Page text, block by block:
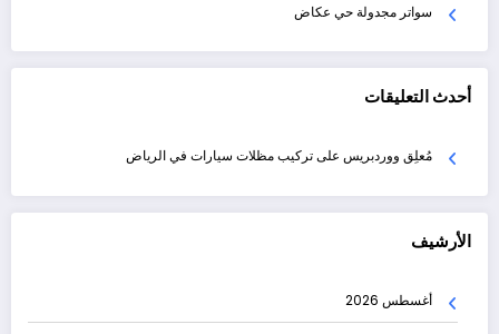
سواتر مجدولة حي عكاض
أحدث التعليقات
مُعلِق ووردبريس علىتركيب مظلات سيارات في الرياض
الأرشيف
أغسطس 2026